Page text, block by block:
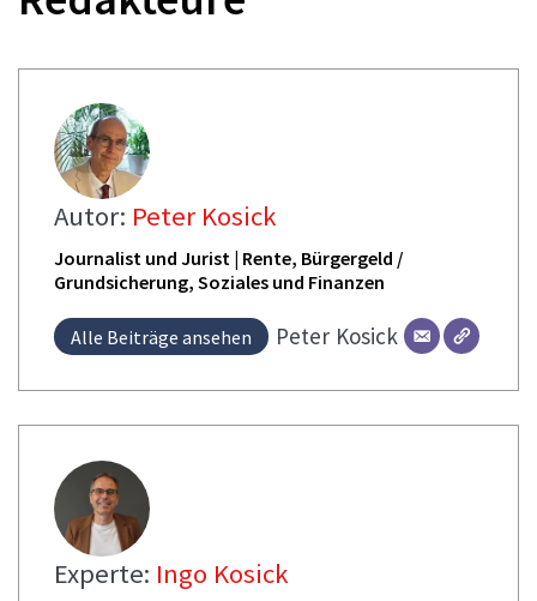
Autor: Peter Kosick
Journalist und Jurist | Rente, Bürgergeld /
Grundsicherung, Soziales und Finanzen
Alle Beiträge ansehen Peter Kosick
Experte: Ingo Kosick